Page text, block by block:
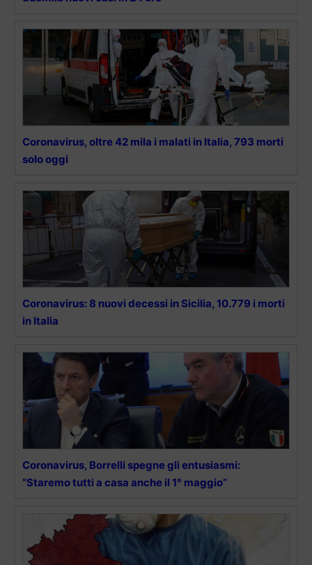
Coronavirus, oltre 42 mila i malati in Italia, 793 morti
solo oggi
Coronavirus: 8 nuovi decessi in Sicilia, 10.779 i morti
in Italia
Coronavirus, Borrelli spegne gli entusiasmi:
“Staremo tutti a casa anche il 1° maggio”